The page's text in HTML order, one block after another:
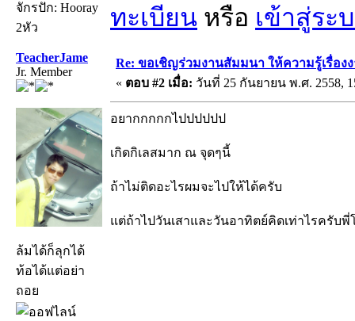
จักรปัก: Hooray
2หัว
ทะเบียน หรือ เข้าสู่ระ
TeacherJame
Jr. Member
ล้มได้ก็ลุกได้
ท้อได้แต่อย่า
ถอย
Re: ขอเชิญร่วมงานสัมมนา ให้ความรู้เรื่อง
« ตอบ #2 เมื่อ: วันที่ 25 กันยายน พ.ศ. 2558,
อยากกกกกไปปปปปป
เกิดกิเลสมาก ณ จุดๆนี้
ถ้าไม่ติดอะไรผมจะไปให้ได้ครับ
แต่ถ้าไปวันเสาและวันอาทิตย์คิดเท่าไรครับพี่